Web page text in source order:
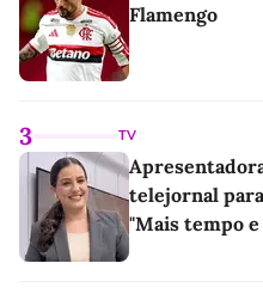
Flamengo
3 TV
telejornal
"Mais tempo e